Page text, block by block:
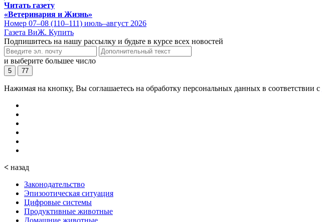
Читать газету
«Ветеринария и Жизнь»
Номер 07–08 (110–111) июль–август 2026
Газета ВиЖ. Купить
Подпишитесь на нашу рассылку и будьте в курсе всех новостей
и выберите большее число
5 77
Нажимая на кнопку, Вы соглашаетесь на обработку персональных данных в соответствии с
< назад
Законодательство
Эпизоотическая ситуация
Цифровые системы
Продуктивные животные
Домашние животные